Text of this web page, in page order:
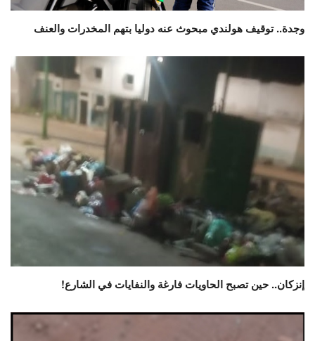
وجدة.. توقيف هولندي مبحوث عنه دوليا بتهم المخدرات والعنف
إنزكان.. حين تصبح الحاويات فارغة والنفايات في الشارع!